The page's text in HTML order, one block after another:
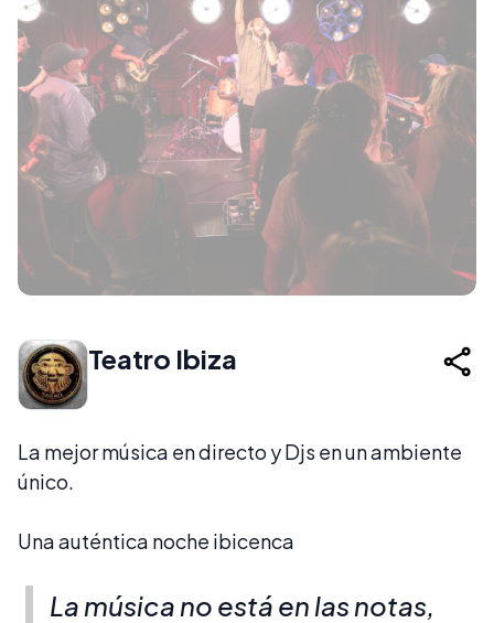
Teatro Ibiza
La mejor música en directo y Djs en un ambiente
único.
Una auténtica noche ibicenca
La música no está en las notas,